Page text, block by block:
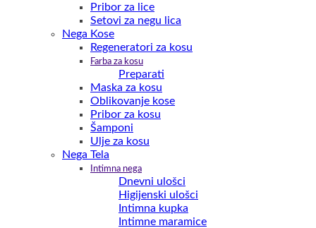
Pribor za lice
Setovi za negu lica
Nega Kose
Regeneratori za kosu
Farba za kosu
Preparati
Maska za kosu
Oblikovanje kose
Pribor za kosu
Šamponi
Ulje za kosu
Nega Tela
Intimna nega
Dnevni ulošci
Higijenski ulošci
Intimna kupka
Intimne maramice